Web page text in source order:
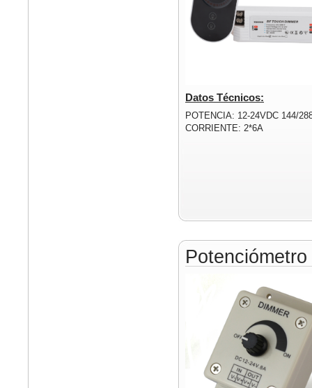
Datos Técnicos:
POTENCIA: 12-24VDC 144/
CORRIENTE: 2*6A